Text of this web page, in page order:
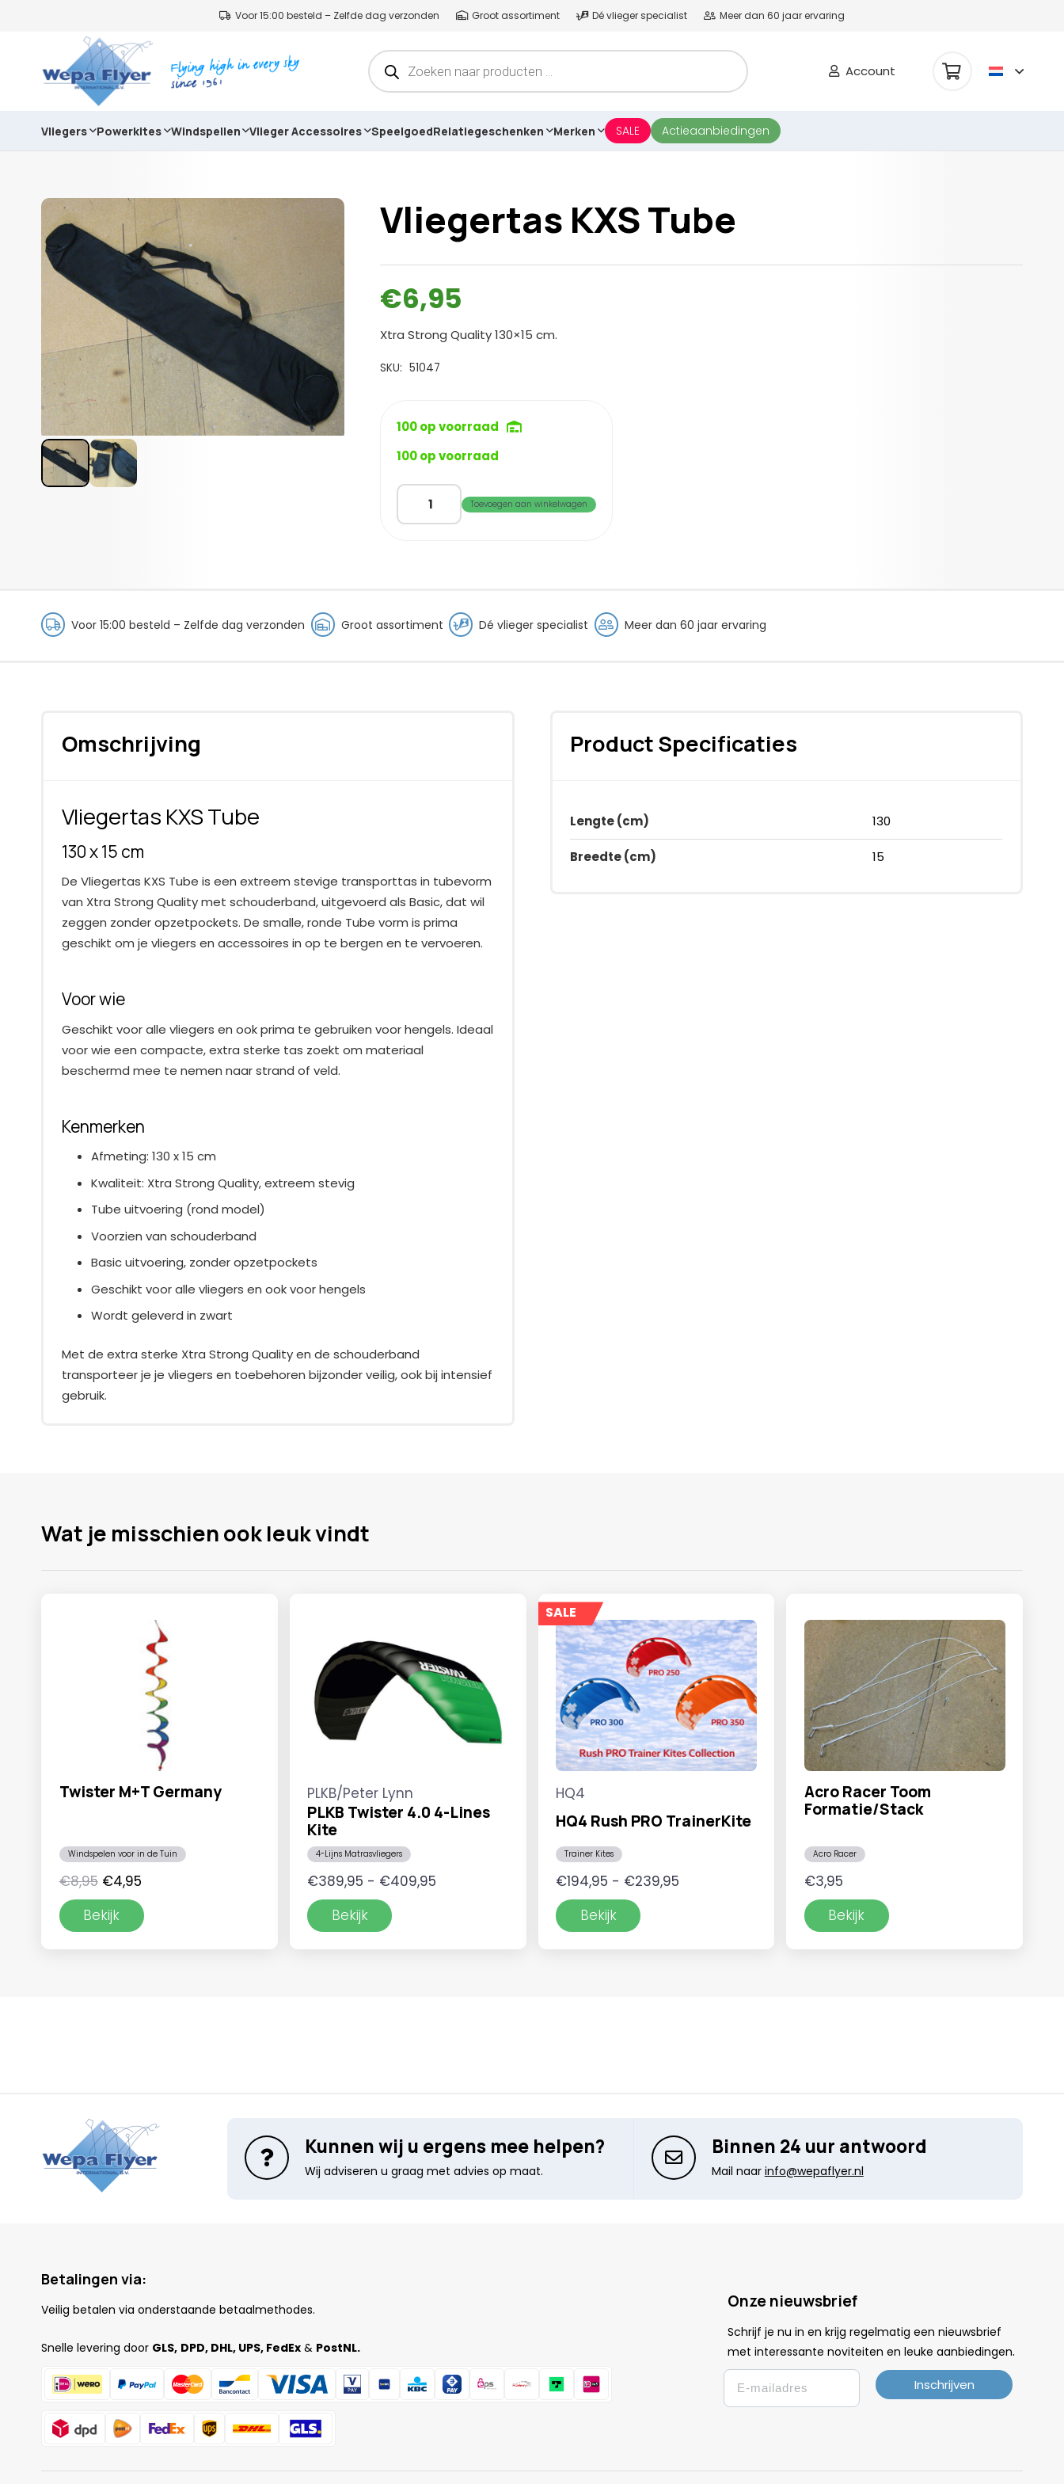
Voor 15:00 besteld – Zelfde dag verzonden Groot assortiment Dé vlieger specialist Meer dan 60 jaar ervaring
Producten
zoeken Account
Vliegers Powerkites Windspellen Vlieger Accessoires SpeelgoedRelatiegeschenken Merken SALE Actieaanbiedingen
Vliegertas KXS Tube
€6,95
Xtra Strong Quality 130×15 cm.
SKU: 51047
100 op voorraad
100 op voorraad
Vliegertas
Toevoegen aan winkelwagen
Voor 15:00 besteld – Zelfde dag verzonden Groot assortiment Dé vlieger specialist Meer dan 60 jaar ervaring
Omschrijving
Vliegertas KXS Tube
130 x 15 cm
De Vliegertas KXS Tube is een extreem stevige transporttas in tubevorm
van Xtra Strong Quality met schouderband, uitgevoerd als Basic, dat wil
zeggen zonder opzetpockets. De smalle, ronde Tube vorm is prima
geschikt om je vliegers en accessoires in op te bergen en te vervoeren.
Voor wie
Geschikt voor alle vliegers en ook prima te gebruiken voor hengels. Ideaal
voor wie een compacte, extra sterke tas zoekt om materiaal
beschermd mee te nemen naar strand of veld.
Kenmerken
Afmeting: 130 x 15 cm
Kwaliteit: Xtra Strong Quality, extreem stevig
Tube uitvoering (rond model)
Voorzien van schouderband
Basic uitvoering, zonder opzetpockets
Geschikt voor alle vliegers en ook voor hengels
Wordt geleverd in zwart
Met de extra sterke Xtra Strong Quality en de schouderband
transporteer je je vliegers en toebehoren bijzonder veilig, ook bij intensief
gebruik.
Product Specificaties
Lengte (cm) 130
Breedte (cm) 15
Wat je misschien ook leuk vindt
Twister M+T Germany
Windspelen voor in de Tuin
€8,95 Oorspronkelijke
prijs
was:
€4,95Huidige
prijs
is:
Bekijk
PLKB/Peter Lynn
PLKB Twister 4.0 4-Lines
Kite
4-Lijns Matrasvliegers
€389,95 - €409,95
Bekijk
SALE
HQ4
HQ4 Rush PRO TrainerKite
Trainer Kites
€194,95 - €239,95
Bekijk
Acro Racer Toom
Formatie/Stack
Acro Racer
€3,95
Bekijk
Kunnen wij u ergens mee helpen?
Wij adviseren u graag met advies op maat.
Binnen 24 uur antwoord
Mail naar info@wepaflyer.nl
Betalingen via:
Veilig betalen via onderstaande betaalmethodes.
Snelle levering door GLS, DPD, DHL, UPS, FedEx & PostNL.
Onze nieuwsbrief
Schrijf je nu in en krijg regelmatig een nieuwsbrief
met interessante noviteiten en leuke aanbiedingen.
Email
Inschrijven